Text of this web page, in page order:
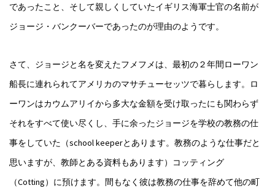
であったこと、そして親しくしていたイギリス海軍士官の名前が
ジョージ・バンクーバーであったのが理由のようです。
さて、ジョージと名を変えたフメフメは、最初の２年間ローワン
船長に連れられてアメリカのマサチューセッツで暮らします。ロ
ーワンはカウムアリイから多大な金額を受け取ったにも関わらず
それをすべて使い尽くし、手に余ったジョージを学校の教務の仕
事をしていた（school keeperとあります。教務のような仕事だと
思いますが、教師とある資料もあります）コッティング
（Cotting）に預けます。間もなく彼は教務の仕事を辞めて他の町